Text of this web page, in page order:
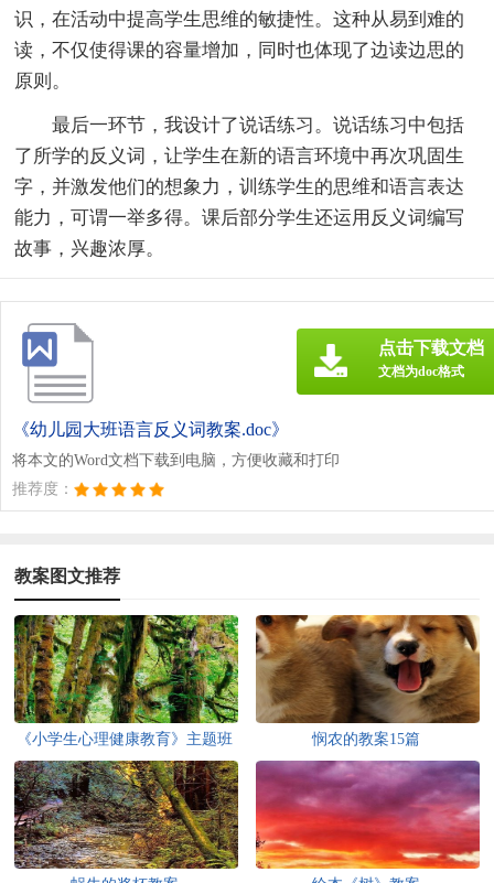
识，在活动中提高学生思维的敏捷性。这种从易到难的
读，不仅使得课的容量增加，同时也体现了边读边思的
原则。
最后一环节，我设计了说话练习。说话练习中包括
了所学的反义词，让学生在新的语言环境中再次巩固生
字，并激发他们的想象力，训练学生的思维和语言表达
能力，可谓一举多得。课后部分学生还运用反义词编写
故事，兴趣浓厚。
《幼儿园大班语言反义词教案.doc》
将本文的Word文档下载到电脑，方便收藏和打印
推荐度：
点击下载文档
文档为doc格式
教案图文推荐
《小学生心理健康教育》主题班
会教案
悯农的教案15篇